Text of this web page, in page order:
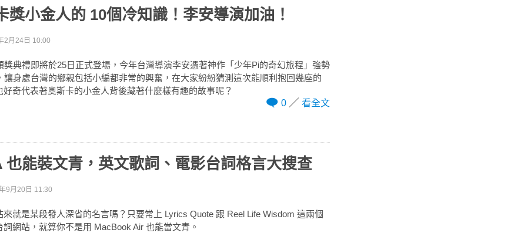
獎小金人的 10個冷知識！李安導演加油！
2月24日 10:00
獎典禮即將於25日正式登場，今年台灣導演李安憑著神作「少年Pi的奇幻旅程」強勢
讓身處台灣的鄉親包括小編都非常的興奮，在大家紛紛猜測這次能順利抱回幾座的
奇代表著奧斯卡的小金人背後藏著什麼樣有趣的故事呢？
0
看全文
也能裝文青，英文歌詞、電影台詞格言大搜查
9月20日 11:30
來就是某段發人深省的名言嗎？只要常上 Lyrics Quote 跟 Reel Life Wisdom 這兩個
網站，就算你不是用 MacBook Air 也能當文青。